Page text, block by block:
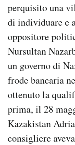
perquisito una
di individuare e
oppositore
Nursultan
un governo di
frode bancaria
ottenuto la
prima, il 28
Kazakistan
consigliere